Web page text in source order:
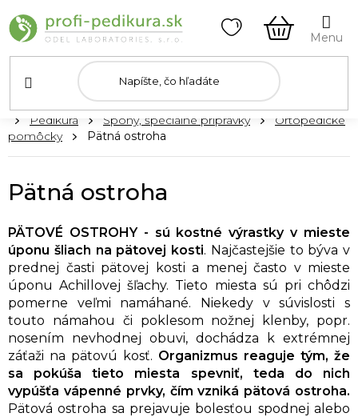
na
obsah
KOŠÍK
DomovPedikúra Špony, špeciálne prípravky
Ortopedické
pomôcky
Pätná ostroha
Pätná ostroha
PÄTOVÉ OSTROHY - sú kostné výrastky v mieste
úponu šliach na pätovej kosti. Najčastejšie to býva v
prednej časti pätovej kosti a menej často v mieste
úponu Achillovej šľachy. Tieto miesta sú pri chôdzi
pomerne veľmi namáhané. Niekedy v súvislosti s
touto námahou či poklesom nožnej klenby, popr.
nosením nevhodnej obuvi, dochádza k extrémnej
záťaži na pätovú kosť. Organizmus reaguje tým, že
sa pokúša tieto miesta spevniť, teda do nich
vypúšťa vápenné prvky, čím vzniká pätová ostroha.
Pätová ostroha sa prejavuje bolesťou spodnej alebo